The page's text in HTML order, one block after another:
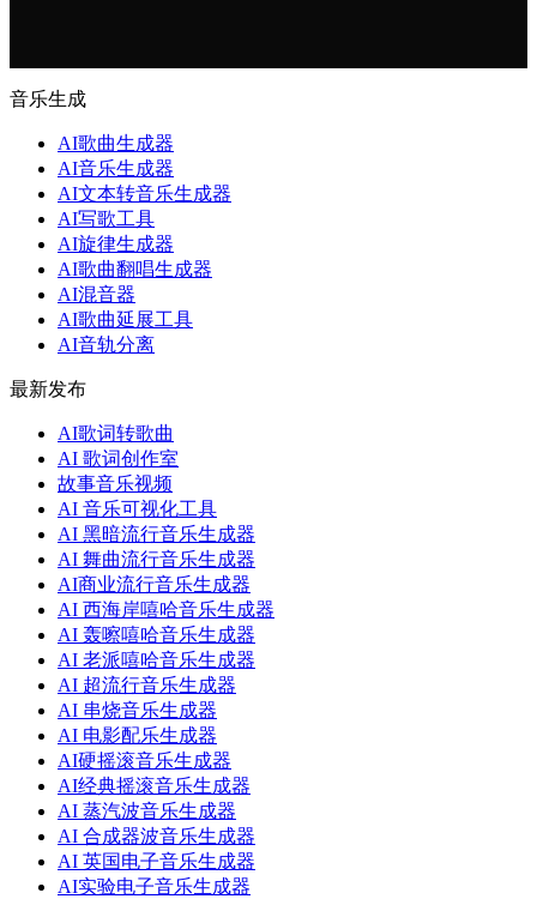
音乐生成
AI歌曲生成器
AI音乐生成器
AI文本转音乐生成器
AI写歌工具
AI旋律生成器
AI歌曲翻唱生成器
AI混音器
AI歌曲延展工具
AI音轨分离
最新发布
AI歌词转歌曲
AI 歌词创作室
故事音乐视频
AI 音乐可视化工具
AI 黑暗流行音乐生成器
AI 舞曲流行音乐生成器
AI商业流行音乐生成器
AI 西海岸嘻哈音乐生成器
AI 轰嚓嘻哈音乐生成器
AI 老派嘻哈音乐生成器
AI 超流行音乐生成器
AI 串烧音乐生成器
AI 电影配乐生成器
AI硬摇滚音乐生成器
AI经典摇滚音乐生成器
AI 蒸汽波音乐生成器
AI 合成器波音乐生成器
AI 英国电子音乐生成器
AI实验电子音乐生成器